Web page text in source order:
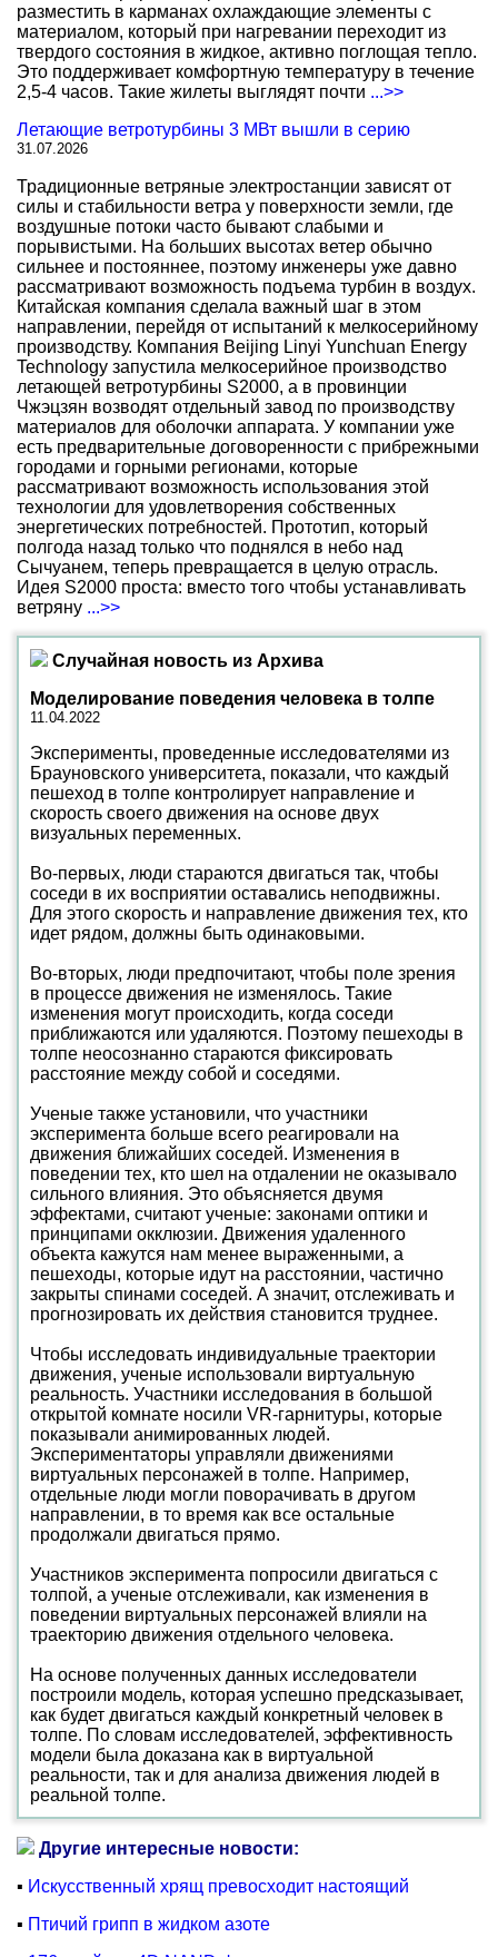
разместить в карманах охлаждающие элементы с
материалом, который при нагревании переходит из
твердого состояния в жидкое, активно поглощая тепло.
Это поддерживает комфортную температуру в течение
2,5-4 часов. Такие жилеты выглядят почти ...>>
Летающие ветротурбины 3 МВт вышли в серию
31.07.2026
Традиционные ветряные электростанции зависят от
силы и стабильности ветра у поверхности земли, где
воздушные потоки часто бывают слабыми и
порывистыми. На больших высотах ветер обычно
сильнее и постояннее, поэтому инженеры уже давно
рассматривают возможность подъема турбин в воздух.
Китайская компания сделала важный шаг в этом
направлении, перейдя от испытаний к мелкосерийному
производству. Компания Beijing Linyi Yunchuan Energy
Technology запустила мелкосерийное производство
летающей ветротурбины S2000, а в провинции
Чжэцзян возводят отдельный завод по производству
материалов для оболочки аппарата. У компании уже
есть предварительные договоренности с прибрежными
городами и горными регионами, которые
рассматривают возможность использования этой
технологии для удовлетворения собственных
энергетических потребностей. Прототип, который
полгода назад только что поднялся в небо над
Сычуанем, теперь превращается в целую отрасль.
Идея S2000 проста: вместо того чтобы устанавливать
ветряну ...>>
Случайная новость из Архива
Моделирование поведения человека в толпе
11.04.2022
Эксперименты, проведенные исследователями из
Брауновского университета, показали, что каждый
пешеход в толпе контролирует направление и
скорость своего движения на основе двух
визуальных переменных.
Во-первых, люди стараются двигаться так, чтобы
соседи в их восприятии оставались неподвижны.
Для этого скорость и направление движения тех, кто
идет рядом, должны быть одинаковыми.
Во-вторых, люди предпочитают, чтобы поле зрения
в процессе движения не изменялось. Такие
изменения могут происходить, когда соседи
приближаются или удаляются. Поэтому пешеходы в
толпе неосознанно стараются фиксировать
расстояние между собой и соседями.
Ученые также установили, что участники
эксперимента больше всего реагировали на
движения ближайших соседей. Изменения в
поведении тех, кто шел на отдалении не оказывало
сильного влияния. Это объясняется двумя
эффектами, считают ученые: законами оптики и
принципами окклюзии. Движения удаленного
объекта кажутся нам менее выраженными, а
пешеходы, которые идут на расстоянии, частично
закрыты спинами соседей. А значит, отслеживать и
прогнозировать их действия становится труднее.
Чтобы исследовать индивидуальные траектории
движения, ученые использовали виртуальную
реальность. Участники исследования в большой
открытой комнате носили VR-гарнитуры, которые
показывали анимированных людей.
Экспериментаторы управляли движениями
виртуальных персонажей в толпе. Например,
отдельные люди могли поворачивать в другом
направлении, в то время как все остальные
продолжали двигаться прямо.
Участников эксперимента попросили двигаться с
толпой, а ученые отслеживали, как изменения в
поведении виртуальных персонажей влияли на
траекторию движения отдельного человека.
На основе полученных данных исследователи
построили модель, которая успешно предсказывает,
как будет двигаться каждый конкретный человек в
толпе. По словам исследователей, эффективность
модели была доказана как в виртуальной
реальности, так и для анализа движения людей в
реальной толпе.
Другие интересные новости:
▪ Искусственный хрящ превосходит настоящий
▪ Птичий грипп в жидком азоте